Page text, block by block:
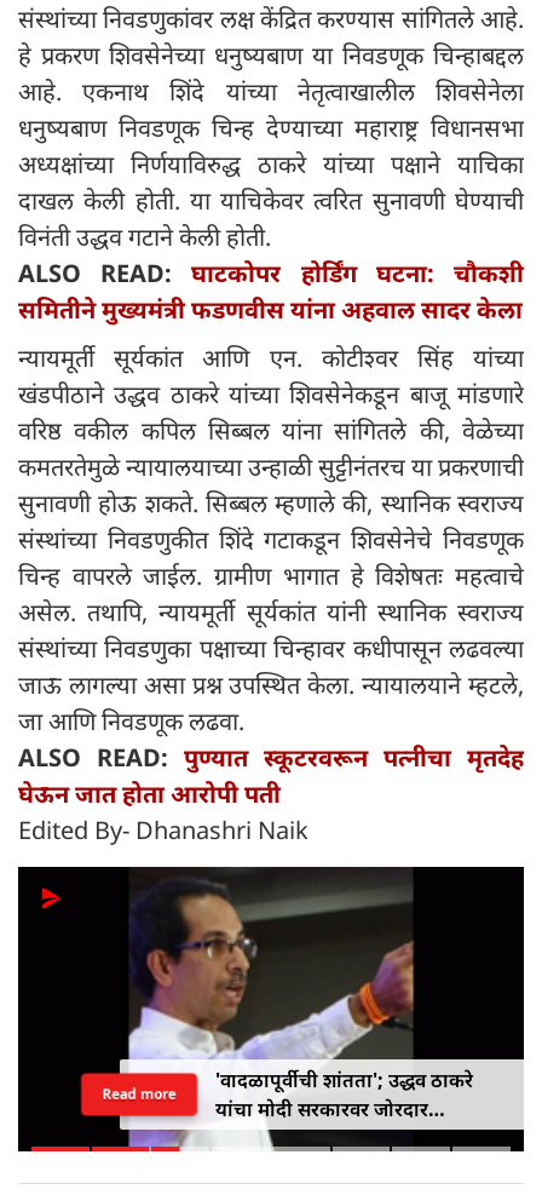
संस्थांच्या निवडणुकांवर लक्ष केंद्रित करण्यास सांगितले आहे.
हे प्रकरण शिवसेनेच्या धनुष्यबाण या निवडणूक चिन्हाबद्दल
आहे. एकनाथ शिंदे यांच्या नेतृत्वाखालील शिवसेनेला
धनुष्यबाण निवडणूक चिन्ह देण्याच्या महाराष्ट्र विधानसभा
अध्यक्षांच्या निर्णयाविरुद्ध ठाकरे यांच्या पक्षाने याचिका
दाखल केली होती. या याचिकेवर त्वरित सुनावणी घेण्याची
विनंती उद्धव गटाने केली होती.
ALSO READ:घाटकोपर होर्डिंग घटना: चौकशी
समितीने मुख्यमंत्री फडणवीस यांना अहवाल सादर केला
न्यायमूर्ती सूर्यकांत आणि एन. कोटीश्वर सिंह यांच्या
खंडपीठाने उद्धव ठाकरे यांच्या शिवसेनेकडून बाजू मांडणारे
वरिष्ठ वकील कपिल सिब्बल यांना सांगितले की, वेळेच्या
कमतरतेमुळे न्यायालयाच्या उन्हाळी सुट्टीनंतरच या प्रकरणाची
सुनावणी होऊ शकते. सिब्बल म्हणाले की, स्थानिक स्वराज्य
संस्थांच्या निवडणुकीत शिंदे गटाकडून शिवसेनेचे निवडणूक
चिन्ह वापरले जाईल. ग्रामीण भागात हे विशेषतः महत्वाचे
असेल. तथापि, न्यायमूर्ती सूर्यकांत यांनी स्थानिक स्वराज्य
संस्थांच्या निवडणुका पक्षाच्या चिन्हावर कधीपासून लढवल्या
जाऊ लागल्या असा प्रश्न उपस्थित केला. न्यायालयाने म्हटले,
जा आणि निवडणूक लढवा.
ALSO READ: पुण्यात स्कूटरवरून पत्नीचा मृतदेह
घेऊन जात होता आरोपी पती
Edited By- Dhanashri Naik
'वादळापूर्वीची शांतता'; उद्धव ठाकरे
यांचा मोदी सरकारवर जोरदार
हल्लाबोल, म्हणाले-'देशात स्वार्थी वारे
Read more